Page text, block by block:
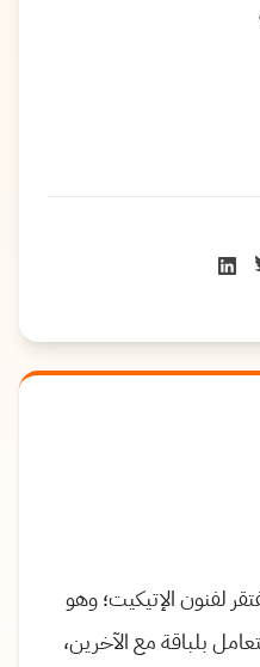
لفنون الإتيكيت؛ وهو
بلباقة مع الآخرين،